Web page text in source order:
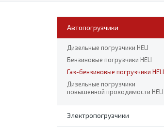
Автопогрузчики
Дизельные погрузчики HELI
Бензиновые погрузчики HELI
Газ-бензиновые погрузчики HELI
Дизельные погрузчики
повышенной проходимости HELI
Электропогрузчики